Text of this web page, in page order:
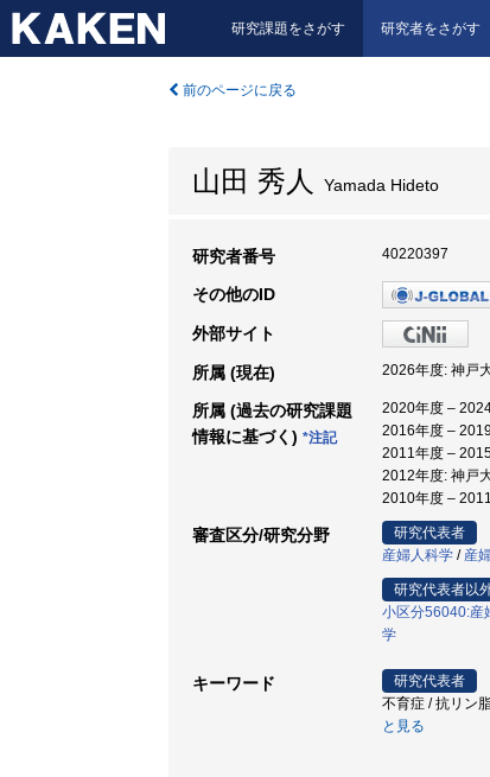
研究課題をさがす 研究者をさがす
前のページに戻る
山田 秀人 Yamada Hideto
研究者番号 40220397
その他のID
外部サイト
所属 (現在) 2026年度: 神戸
所属 (過去の研究課題
情報に基づく) *注記
2020年度 –
2016年度 –
2011年度 –
2012年度: 神戸
2010年度 –
審査区分/研究分野
研究代表者
産婦人科学 / 産
研究代表者以
小区分56040:産
学
キーワード
研究代表者
不育症 / 抗リン
と見る